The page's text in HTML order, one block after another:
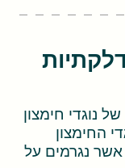
נוגדי חימצון
החימצון
אשר נגרמים על